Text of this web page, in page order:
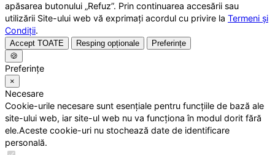
apăsarea butonului „Refuz”. Prin continuarea accesării sau
utilizării Site-ului web vă exprimați acordul cu privire la Termeni și
Condiții.
Accept TOATE Resping opționale
Preferințe
🍪
Preferințe
×
Necesare
Cookie-urile necesare sunt esențiale pentru funcțiile de bază ale
site-ului web, iar site-ul web nu va funcționa în modul dorit fără
ele.Aceste cookie-uri nu stochează date de identificare
personală.